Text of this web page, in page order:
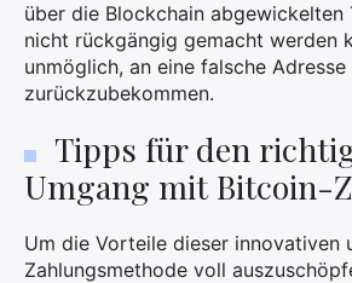
über die Blockchain abgewickelten
nicht rückgängig gemacht werden
unmöglich, an eine falsche
zurückzubekommen.
Tipps für den
Umgang mit Bitcoin-
Um die Vorteile dieser innovativen
Zahlungsmethode voll